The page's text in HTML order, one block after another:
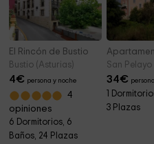
El Rincón de Bustio
Bustio (Asturias)
4€ persona y noche
4
opiniones
6 Dormitorios, 6
Baños, 24 Plazas
San Pelayo
34€
1
3 Plazas